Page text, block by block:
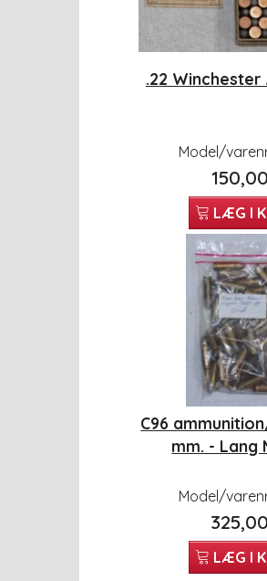
.22
Model/
LÆG I
C96
mm. - Lang
Model/
LÆG I